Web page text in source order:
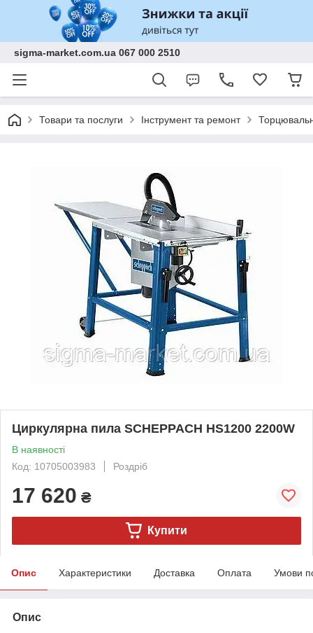
sigma-market.com.ua 067 000 2510
Товари та послуги Інструмент та ремонт
Циркулярна пила SCHEPPACH HS1200 2200W
В наявності
Код: 10705003983
Роздріб
17 620 ₴
Купити
Опис Характеристики Доставка Оплата Умови
Опис